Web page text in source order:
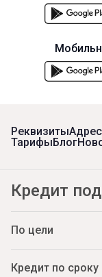
Реквизиты
ТарифыБлог
Кредит
По цели
Кредит по сроку